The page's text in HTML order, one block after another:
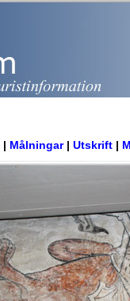
Målningar| Utskrift